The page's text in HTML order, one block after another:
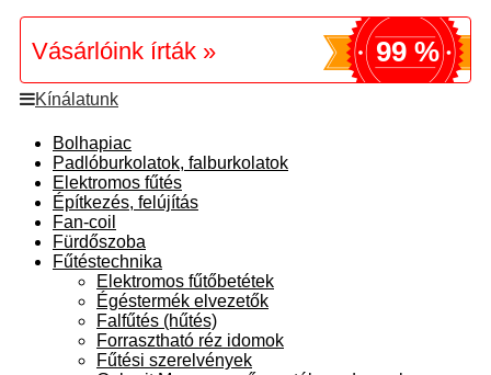
Vásárlóink írták » 99 %
Kínálatunk
Bolhapiac
Padlóburkolatok, falburkolatok
Elektromos fűtés
Építkezés, felújítás
Fan-coil
Fürdőszoba
Fűtéstechnika
Elektromos fűtőbetétek
Égéstermék elvezetők
Falfűtés (hűtés)
Forrasztható réz idomok
Fűtési szerelvények